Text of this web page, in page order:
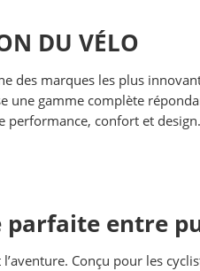
DU VÉLO
des marques les plus
gamme complète
confort et
parfaite entre
Conçu pour les